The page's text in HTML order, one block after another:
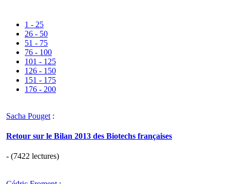
1 - 25
26 - 50
51 - 75
76 - 100
101 - 125
126 - 150
151 - 175
176 - 200
Sacha Pouget :
Retour sur le Bilan 2013 des Biotechs françaises
- (7422 lectures)